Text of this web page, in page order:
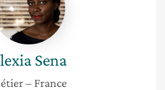
Sena
– France